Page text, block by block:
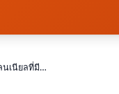
สตรีมมิโอ – แพลตฟอร์มสตรีมมิ่งฟรีที่เป็นประโยชน์สำหรับมิลเลนเนียลที่มีงบจำกัด